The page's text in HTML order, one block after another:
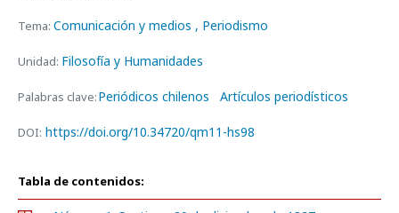
Tema: Comunicación y medios , Periodismo
Unidad: Filosofía y Humanidades
Palabras clave:Periódicos chilenos Artículos periodísticos
DOI: https://doi.org/10.34720/qm11-hs98
Tabla de contenidos: